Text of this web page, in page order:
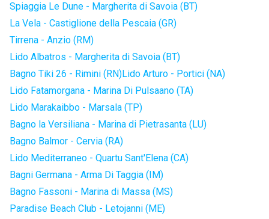
Spiaggia Le Dune - Margherita di Savoia (BT)
La Vela - Castiglione della Pescaia (GR)
Tirrena - Anzio (RM)
Lido Albatros - Margherita di Savoia (BT)
Bagno Tiki 26 - Rimini (RN)Lido Arturo - Portici (NA)
Lido Fatamorgana - Marina Di Pulsaano (TA)
Lido Marakaibbo - Marsala (TP)
Bagno la Versiliana - Marina di Pietrasanta (LU)
Bagno Balmor - Cervia (RA)
Lido Mediterraneo - Quartu Sant'Elena (CA)
Bagni Germana - Arma Di Taggia (IM)
Bagno Fassoni - Marina di Massa (MS)
Paradise Beach Club - Letojanni (ME)